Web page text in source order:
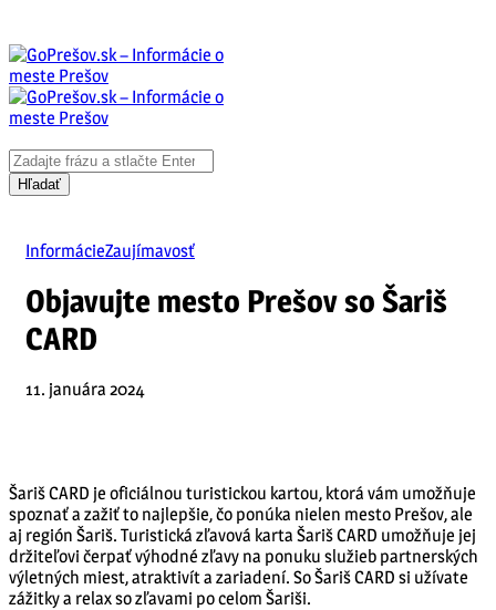
InformácieZaujímavosť
Objavujte mesto Prešov so Šariš
CARD
11. januára 2024
Šariš CARD je oficiálnou turistickou kartou, ktorá vám umožňuje
spoznať a zažiť to najlepšie, čo ponúka nielen mesto Prešov, ale
aj región Šariš. Turistická zľavová karta Šariš CARD umožňuje jej
držiteľovi čerpať výhodné zľavy na ponuku služieb partnerských
výletných miest, atraktivít a zariadení. So Šariš CARD si užívate
zážitky a relax so zľavami po celom Šariši.